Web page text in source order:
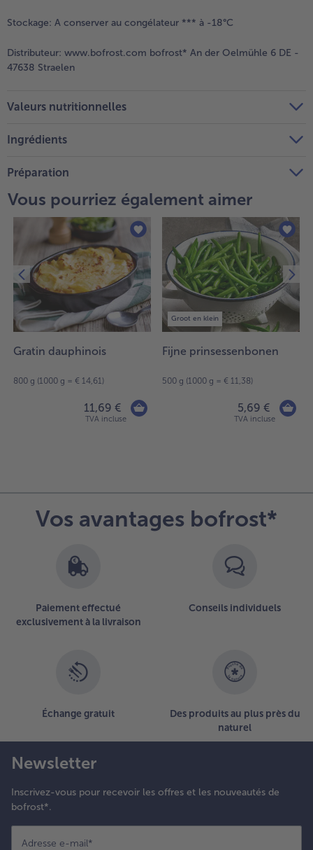
Stockage: A conserver au congélateur *** à -18°C
Distributeur: www.bofrost.com bofrost* An der Oelmühle 6 DE -
47638 Straelen
Valeurs nutritionnelles
Ingrédients
Préparation
Vous pourriez également aimer
Gratin dauphinois
800 g (1000 g = € 14,61)
11,69 €
TVA incluse
Groot en klein
Fijne prinsessenbonen
500 g (1000 g = € 11,38)
5,69 €
TVA incluse
Vos avantages bofrost*
Paiement effectué
exclusivement à la livraison
Conseils individuels
Échange gratuit
Des produits au plus près du
naturel
Newsletter
Inscrivez-vous pour recevoir les offres et les nouveautés de
bofrost*.
Adresse e-mail*